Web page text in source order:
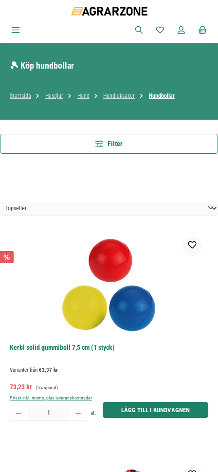
Du har 0 objekt i
🎾 Köp hundbollar
Startsida Husdjur Hund Hundleksaker Hundbollar
Filter
%
Kerbl solid gummiboll 7,5 cm (1 styck)
Varianter från 63,37 kr
Försäljningspris:
73,23 kr Ordinarie pris:
(5% sparat)
Priser inkl. moms, plus leveranskostnader
Produktkvantitet: Ange önskat belopp eller använd knapparna för att öka eller minska kvantiteten.
st. LÄGG TILL I KUNDVAGNEN